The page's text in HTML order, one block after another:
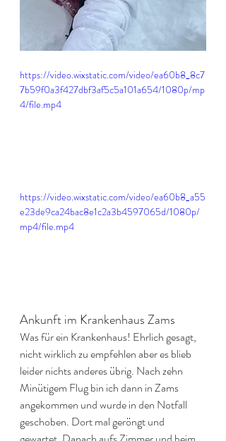
https://video.wixstatic.com/video/ea60b8_8c7
7b59f0a3f427dbf3af5c5a101a654/1080p/mp
4/file.mp4
https://video.wixstatic.com/video/ea60b8_a55
e23de9ca24bac8e1c2a3b4597065d/1080p/
mp4/file.mp4
Ankunft im Krankenhaus Zams
Was für ein Krankenhaus! Ehrlich gesagt,
nicht wirklich zu empfehlen aber es blieb
leider nichts anderes übrig. Nach zehn
Minütigem Flug bin ich dann in Zams
angekommen und wurde in den Notfall
geschoben. Dort mal geröngt und